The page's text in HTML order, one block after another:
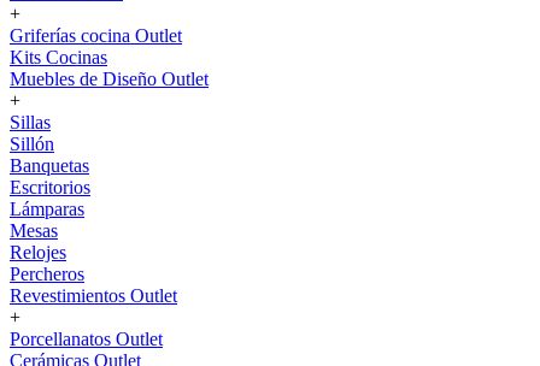
+
Griferías cocina Outlet
Kits Cocinas
Muebles de Diseño Outlet
+
Sillas
Sillón
Banquetas
Escritorios
Lámparas
Mesas
Relojes
Percheros
Revestimientos Outlet
+
Porcellanatos Outlet
Cerámicas Outlet